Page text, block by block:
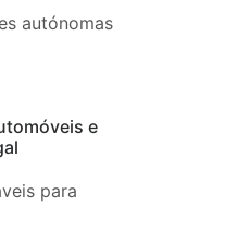
autónomas
e
para